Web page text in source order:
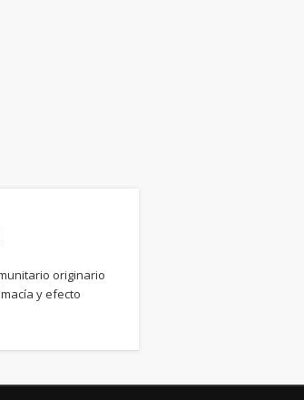
originario
y efecto